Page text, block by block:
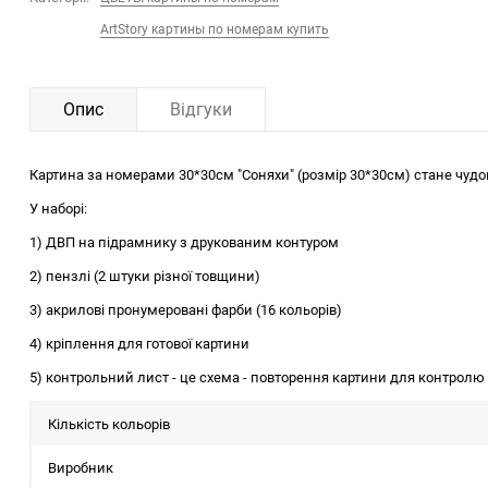
ArtStory картины по номерам купить
Опис Відгуки
Картина за номерами 30*30см "Соняхи" (розмір 30*30см) стане
У наборі:
1) ДВП на підрамнику з друкованим контуром
2) пензлі (2 штуки різної товщини)
3) акрилові пронумеровані фарби (16 кольорів)
4) кріплення для готової картини
5) контрольний лист - це схема - повторення картини для
Кількість кольорів
Виробник